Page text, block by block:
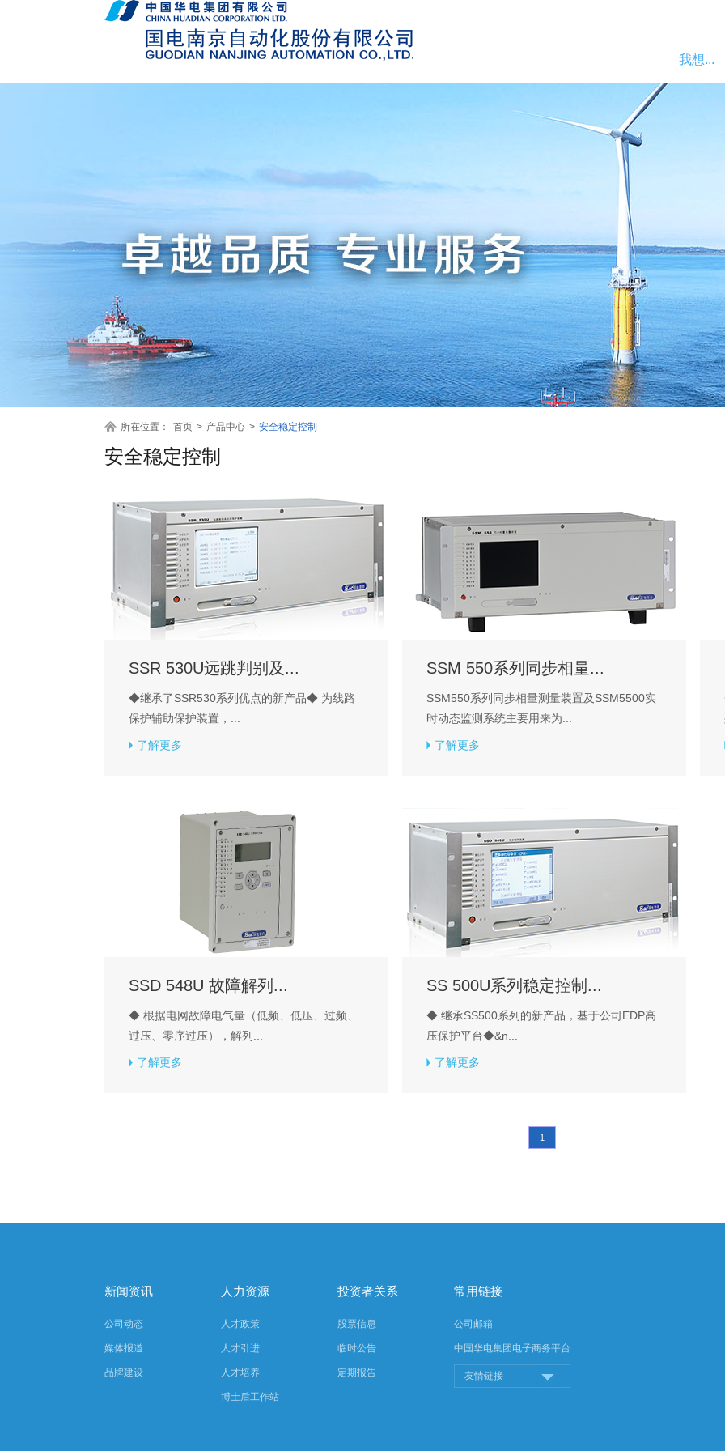
我想...
所在位置： 首页 > 产品中心 > 安全稳定控制
安全稳定控制
SSR 530U远跳判别及...
◆继承了SSR530系列优点的新产品◆ 为线路
保护辅助保护装置，...
了解更多
SSM 550系列同步相量...
SSM550系列同步相量测量装置及SSM5500实
时动态监测系统主要用来为...
了解更多
SSD 548U 故障解列...
◆ 根据电网故障电气量（低频、低压、过频、
过压、零序过压），解列...
了解更多
SS 500U系列稳定控制...
◆ 继承SS500系列的新产品，基于公司EDP高
压保护平台◆&n...
了解更多
1
新闻资讯
公司动态
媒体报道
品牌建设
人力资源
人才政策
人才引进
人才培养
博士后工作站
投资者关系
股票信息
临时公告
定期报告
常用链接
公司邮箱
中国华电集团电子商务平台
友情链接